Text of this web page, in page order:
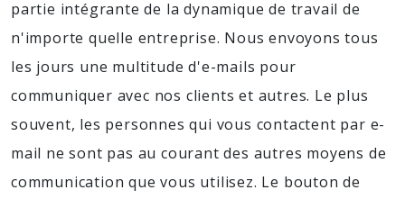
partie intégrante de la dynamique de travail de
n'importe quelle entreprise. Nous envoyons tous
les jours une multitude d'e-mails pour
communiquer avec nos clients et autres. Le plus
souvent, les personnes qui vous contactent par e-
mail ne sont pas au courant des autres moyens de
communication que vous utilisez. Le bouton de